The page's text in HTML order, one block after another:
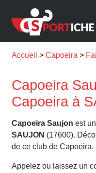
Accueil Capoeira
Capoeira
Capoeira à
Capoeira Saujon est
SAUJON (17600).
de ce club de Capoeira.
Appelez ou laissez un